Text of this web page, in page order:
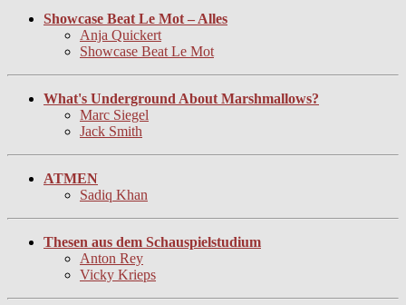
Showcase Beat Le Mot – Alles
Anja Quickert
Showcase Beat Le Mot
What's Underground About Marshmallows?
Marc Siegel
Jack Smith
ATMEN
Sadiq Khan
Thesen aus dem Schauspielstudium
Anton Rey
Vicky Krieps